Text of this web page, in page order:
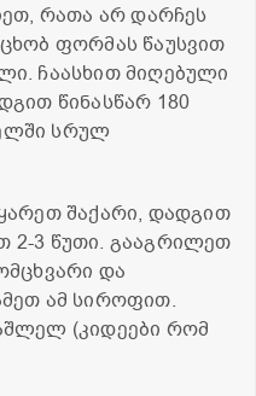
რათა არ დარჩეს
ფორმას წაუსვით
ჩაასხით მიღებული
წინასწარ 180
სრულ
შაქარი, დადგით
2-3 წუთი. გააგრილეთ
და
ამ სიროფით.
(კიდეები რომ